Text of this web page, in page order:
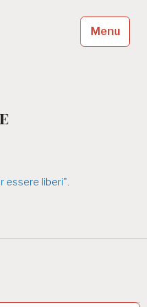
essere liberi".
Menu